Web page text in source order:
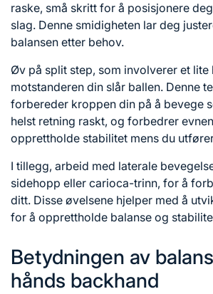
raske, små skritt for å posisjonere
slag. Denne smidigheten lar deg
balansen etter behov.
Øv på split step, som involverer et
motstanderen din slår ballen. Denne
forbereder kroppen din på å bevege
helst retning raskt, og forbedrer
opprettholde stabilitet mens du
I tillegg, arbeid med laterale
sidehopp eller carioca-trinn, for å
ditt. Disse øvelsene hjelper med å
for å opprettholde balanse og
Betydningen av
hånds backhand